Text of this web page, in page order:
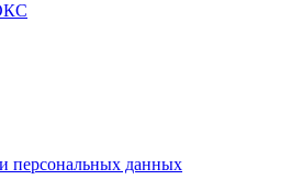
персональных данных